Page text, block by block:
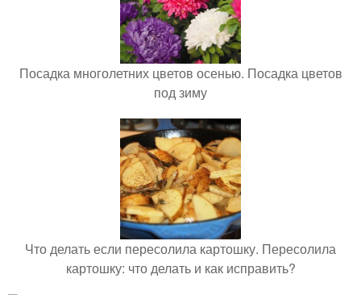
Посадка многолетних цветов осенью. Посадка цветов
под зиму
Что делать если пересолила картошку. Пересолила
картошку: что делать и как исправить?